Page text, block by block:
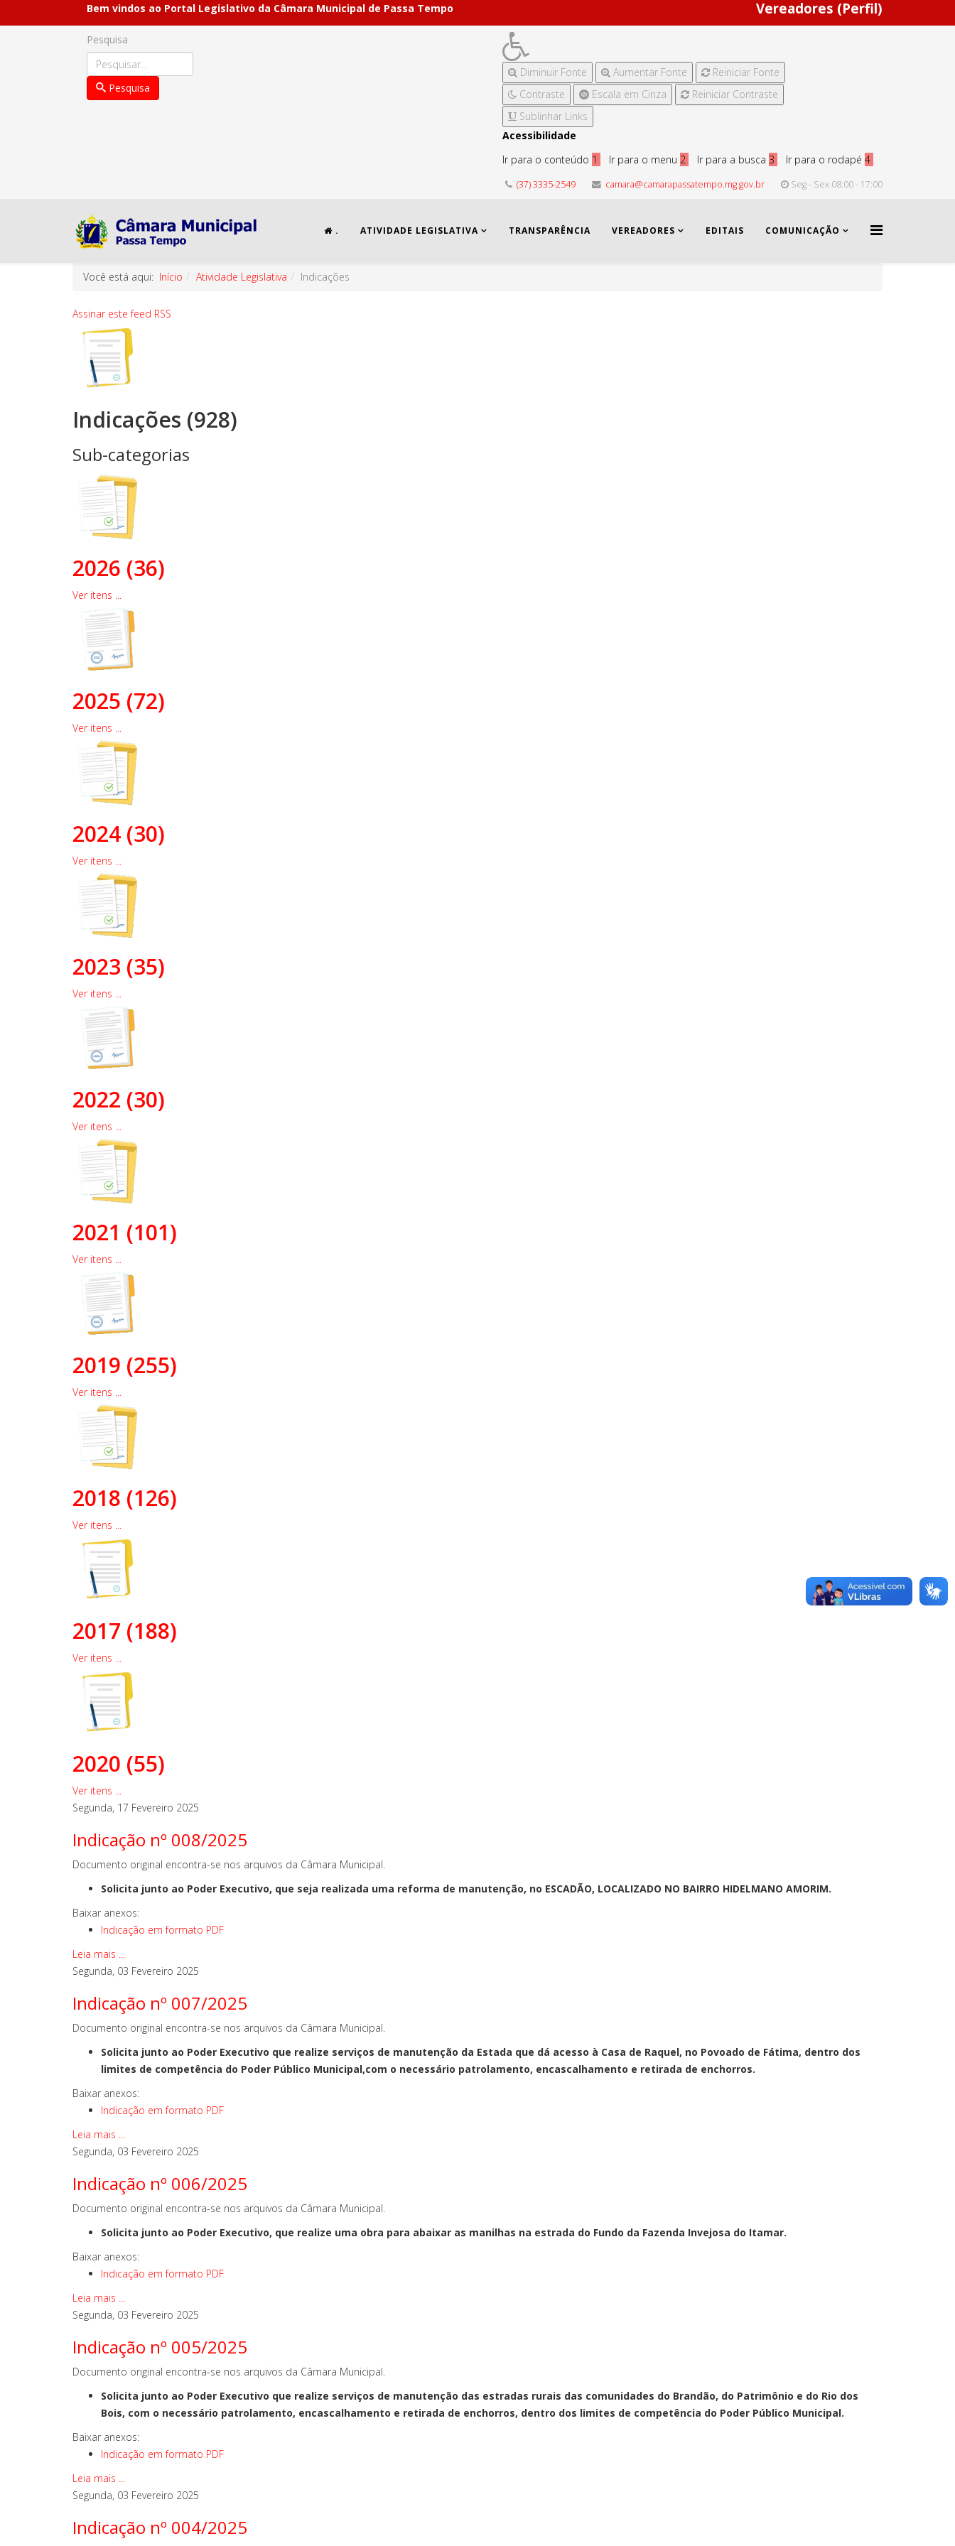
Bem vindos ao Portal Legislativo da Câmara Municipal de Passa Tempo Vereadores (Perfil)
Pesquisa
Pesquisa
Diminuir Fonte Aumentar Fonte
Reiniciar Fonte
Contraste
Escala em Cinza
Reiniciar Contraste
Sublinhar Links
Acessibilidade
Ir para o conteúdo 1 Ir para o menu 2 Ir para a busca 3 Ir para o rodapé 4 .
(37) 3335-2549 camara@camarapassatempo.mg.gov.br Seg - Sex 08:00 - 17:00
. ATIVIDADE LEGISLATIVA TRANSPARÊNCIA VEREADORES EDITAIS COMUNICAÇÃO
Você está aqui: Início Atividade Legislativa Indicações
Assinar este feed RSS
Indicações (928)
Sub-categorias
2026 (36)
Ver itens ...
2025 (72)
Ver itens ...
2024 (30)
Ver itens ...
2023 (35)
Ver itens ...
2022 (30)
Ver itens ...
2021 (101)
Ver itens ...
2019 (255)
Ver itens ...
2018 (126)
Ver itens ...
2017 (188)
Ver itens ...
2020 (55)
Ver itens ...
Segunda, 17 Fevereiro 2025
Indicação nº 008/2025
Documento original encontra-se nos arquivos da Câmara Municipal.
Solicita junto ao Poder Executivo, que seja realizada uma reforma de manutenção, no ESCADÃO, LOCALIZADO NO BAIRRO HIDELMANO AMORIM.
Baixar anexos:
Indicação em formato PDF
Leia mais ...
Segunda, 03 Fevereiro 2025
Indicação nº 007/2025
Documento original encontra-se nos arquivos da Câmara Municipal.
Solicita junto ao Poder Executivo que realize serviços de manutenção da Estada que dá acesso à Casa de Raquel, no Povoado de Fátima, dentro dos
limites de competência do Poder Público Municipal,com o necessário patrolamento, encascalhamento e retirada de enchorros.
Baixar anexos:
Indicação em formato PDF
Leia mais ...
Segunda, 03 Fevereiro 2025
Indicação nº 006/2025
Documento original encontra-se nos arquivos da Câmara Municipal.
Solicita junto ao Poder Executivo, que realize uma obra para abaixar as manilhas na estrada do Fundo da Fazenda Invejosa do Itamar.
Baixar anexos:
Indicação em formato PDF
Leia mais ...
Segunda, 03 Fevereiro 2025
Indicação nº 005/2025
Documento original encontra-se nos arquivos da Câmara Municipal.
Solicita junto ao Poder Executivo que realize serviços de manutenção das estradas rurais das comunidades do Brandão, do Patrimônio e do Rio dos
Bois, com o necessário patrolamento, encascalhamento e retirada de enchorros, dentro dos limites de competência do Poder Público Municipal.
Baixar anexos:
Indicação em formato PDF
Leia mais ...
Segunda, 03 Fevereiro 2025
Indicação nº 004/2025